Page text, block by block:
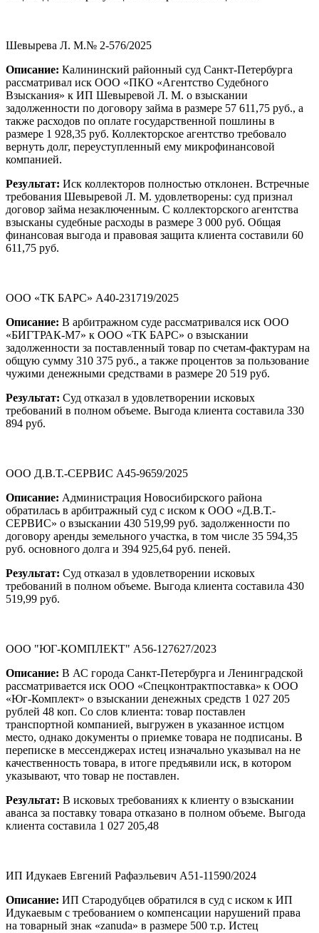
Шевырева Л. М.№ 2-576/2025
Описание: Калининский районный суд Санкт-Петербурга
рассматривал иск ООО «ПКО «Агентство Судебного
Взыскания» к ИП Шевыревой Л. М. о взыскании
задолженности по договору займа в размере 57 611,75 руб., а
также расходов по оплате государственной пошлины в
размере 1 928,35 руб. Коллекторское агентство требовало
вернуть долг, переуступленный ему микрофинансовой
компанией.
Результат: Иск коллекторов полностью отклонен. Встречные
требования Шевыревой Л. М. удовлетворены: суд признал
договор займа незаключенным. С коллекторского агентства
взысканы судебные расходы в размере 3 000 руб. Общая
финансовая выгода и правовая защита клиента составили 60
611,75 руб.
ООО «ТК БАРС» А40-231719/2025
Описание: В арбитражном суде рассматривался иск ООО
«БИГТРАК-М7» к ООО «ТК БАРС» о взыскании
задолженности за поставленный товар по счетам-фактурам на
общую сумму 310 375 руб., а также процентов за пользование
чужими денежными средствами в размере 20 519 руб.
Результат: Суд отказал в удовлетворении исковых
требований в полном объеме. Выгода клиента составила 330
894 руб.
ООО Д.В.Т.-СЕРВИС А45-9659/2025
Описание: Администрация Новосибирского района
обратилась в арбитражный суд с иском к ООО «Д.В.Т.-
СЕРВИС» о взыскании 430 519,99 руб. задолженности по
договору аренды земельного участка, в том числе 35 594,35
руб. основного долга и 394 925,64 руб. пеней.
Результат: Суд отказал в удовлетворении исковых
требований в полном объеме. Выгода клиента составила 430
519,99 руб.
ООО "ЮГ-КОМПЛЕКТ" А56-127627/2023
Описание: В АС города Санкт-Петербурга и Ленинградской
рассматривается иск ООО «Спецконтрактпоставка» к ООО
«Юг-Комплект» о взыскании денежных средств 1 027 205
рублей 48 коп. Со слов клиента: товар поставлен
транспортной компанией, выгружен в указанное истцом
место, однако документы о приемке товара не подписаны. В
переписке в мессенджерах истец изначально указывал на не
качественность товара, в итоге предъявили иск, в котором
указывают, что товар не поставлен.
Результат: В исковых требованиях к клиенту о взыскании
аванса за поставку товара отказано в полном объеме. Выгода
клиента составила 1 027 205,48
ИП Идукаев Евгений Рафаэльевич А51-11590/2024
Описание: ИП Стародубцев обратился в суд с иском к ИП
Идукаевым с требованием о компенсации нарушений права
на товарный знак «zanuda» в размере 500 т.р. Истец